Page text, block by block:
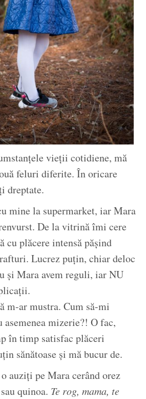
vieții cotidiene, mă
feluri diferite. În oricare
dreptate.
mine la supermarket, iar Mara
De la vitrină îmi cere
cu plăcere intensă pășind
Lucrez puțin, chiar deloc
și Mara avem reguli, iar NU
m-ar mustra. Cum să-mi
mizerie?! O fac,
în timp satisfac plăceri
sănătoase și mă bucur de.
auziți pe Mara cerând orez
quinoa. Te rog, mama, te